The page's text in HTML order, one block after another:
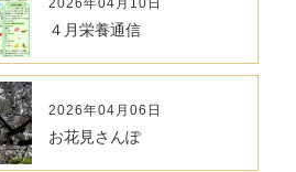
2026年04月10日
４月栄養通信
2026年04月06日
お花見さんぽ